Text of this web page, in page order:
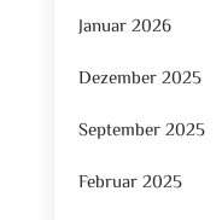
Januar 2026
Dezember 2025
September 2025
Februar 2025